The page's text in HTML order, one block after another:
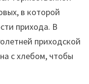
в которой
прихода. В
приходской
с хлебом, чтобы